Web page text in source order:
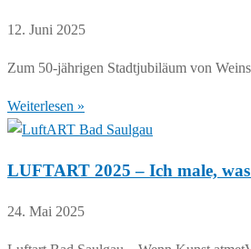
12. Juni 2025
Zum 50-jährigen Stadtjubiläum von
Weiterlesen »
LUFTART 2025 – Ich male,
24. Mai 2025